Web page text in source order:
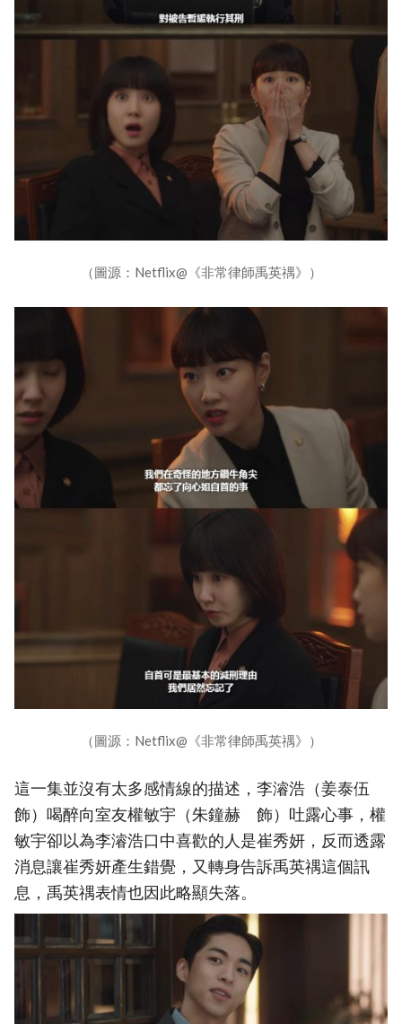
（圖源：Netflix@《非常律師禹英禑》）
（圖源：Netflix@《非常律師禹英禑》）
這一集並沒有太多感情線的描述，李濬浩（姜泰伍
飾）喝醉向室友權敏宇（朱鐘赫 飾）吐露心事，權
敏宇卻以為李濬浩口中喜歡的人是崔秀妍，反而透露
消息讓崔秀妍產生錯覺，又轉身告訴禹英禑這個訊
息，禹英禑表情也因此略顯失落。